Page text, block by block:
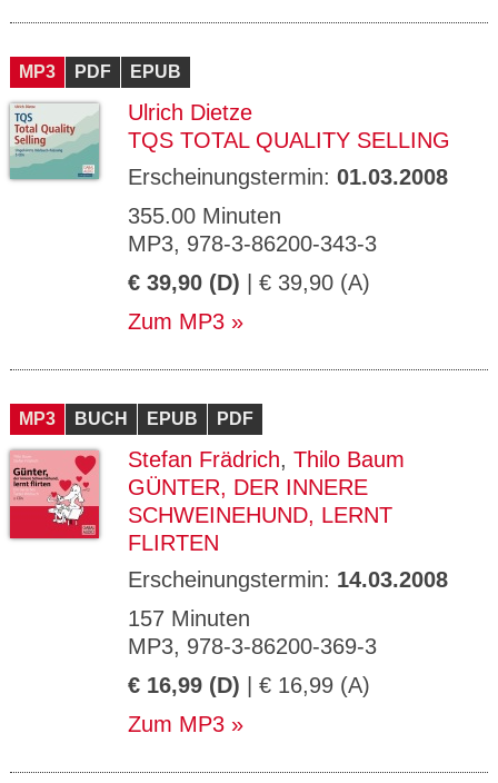
MP3 PDF EPUB
Ulrich Dietze
TQS TOTAL QUALITY SELLING
Erscheinungstermin: 01.03.2008
355.00 Minuten
MP3, 978-3-86200-343-3
€ 39,90 (D) | € 39,90 (A)
Zum MP3
MP3 BUCH EPUB PDF
Stefan Frädrich, Thilo Baum
GÜNTER, DER INNERE
SCHWEINEHUND, LERNT
FLIRTEN
Erscheinungstermin: 14.03.2008
157 Minuten
MP3, 978-3-86200-369-3
€ 16,99 (D) | € 16,99 (A)
Zum MP3